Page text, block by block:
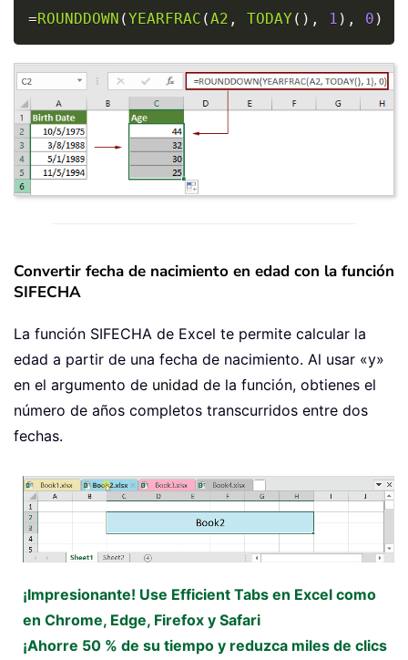
=ROUNDDOWN (YEARFRAC (A2 , TODAY ( ) , 1 ) , 0 )
Copy
Convertir fecha de nacimiento en edad con la función
SIFECHA
La función SIFECHA de Excel te permite calcular la
edad a partir de una fecha de nacimiento. Al usar «y»
en el argumento de unidad de la función, obtienes el
número de años completos transcurridos entre dos
fechas.
¡Impresionante! Use Efficient Tabs en Excel como
en Chrome, Edge, Firefox y Safari
¡Ahorre 50 % de su tiempo y reduzca miles de clics